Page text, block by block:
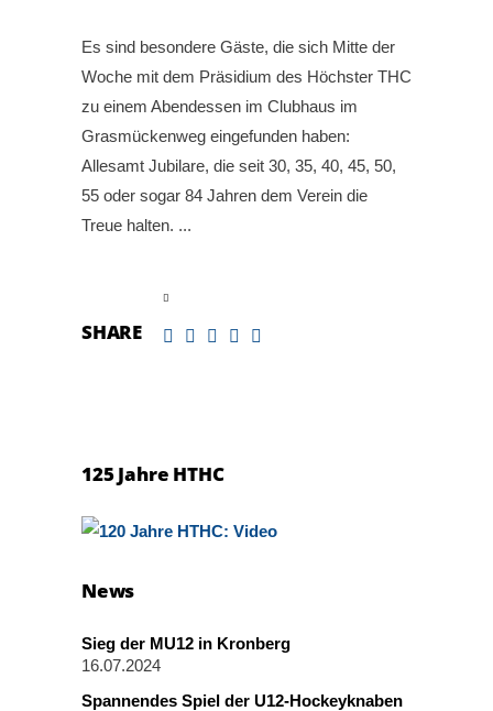
Es sind besondere Gäste, die sich Mitte der
Woche mit dem Präsidium des Höchster THC
zu einem Abendessen im Clubhaus im
Grasmückenweg eingefunden haben:
Allesamt Jubilare, die seit 30, 35, 40, 45, 50,
55 oder sogar 84 Jahren dem Verein die
Treue halten.
SHARE
125 Jahre HTHC
News
Sieg der MU12 in Kronberg
16.07.2024
Spannendes Spiel der U12-Hockeyknaben